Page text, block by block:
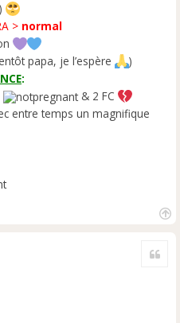
> normal
papa, je l’espère
)
:
& 2 FC
entre temps un magnifique